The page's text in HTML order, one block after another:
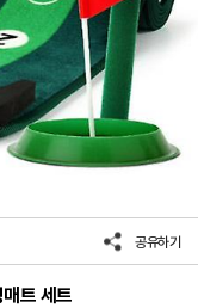
공유하기
트 세트